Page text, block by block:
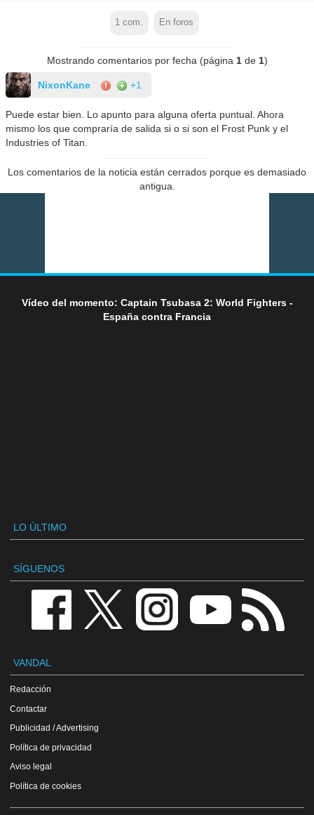
1 com. En foros
Mostrando comentarios por fecha (página 1de 1)
NixonKane +1
Puede estar bien. Lo apunto para alguna oferta puntual. Ahora
mismo los que compraría de salida si o si son el Frost Punk y el
Industries of Titan.
Los comentarios de la noticia están cerrados porque es demasiado
antigua.
Vídeo del momento: Captain Tsubasa 2: World Fighters -
España contra Francia
LO ÚLTIMO
SÍGUENOS
VANDAL
Redacción
Contactar
Publicidad / Advertising
Política de privacidad
Aviso legal
Política de cookies